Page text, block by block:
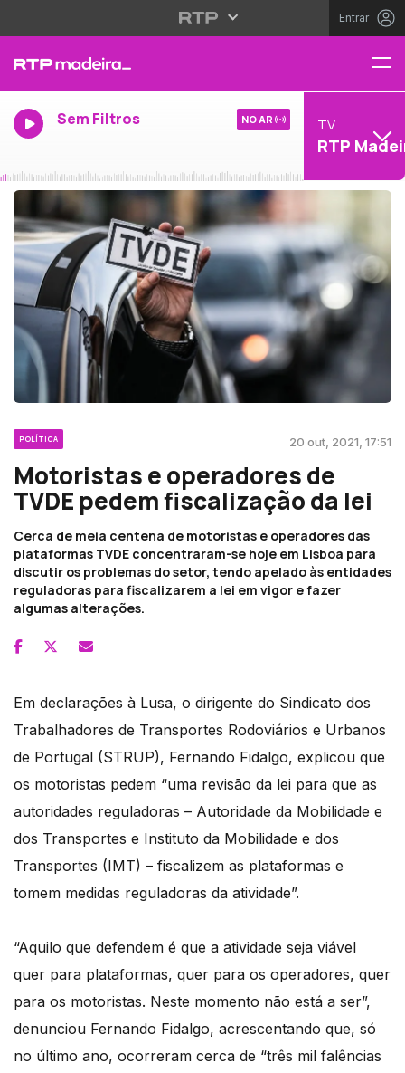
Entrar
Sem Filtros NO AR TV
RTP
POLÍTICA 20 out, 2021, 17:51
Motoristas e operadores de
TVDE pedem fiscalização da lei
Cerca de meia centena de motoristas e operadores das
plataformas TVDE concentraram-se hoje em Lisboa para
discutir os problemas do setor, tendo apelado às entidades
reguladoras para fiscalizarem a lei em vigor e fazer
algumas alterações.
Em declarações à Lusa, o dirigente do Sindicato dos
Trabalhadores de Transportes Rodoviários e Urbanos
de Portugal (STRUP), Fernando Fidalgo, explicou que
os motoristas pedem “uma revisão da lei para que as
autoridades reguladoras – Autoridade da Mobilidade e
dos Transportes e Instituto da Mobilidade e dos
Transportes (IMT) – fiscalizem as plataformas e
tomem medidas reguladoras da atividade”.
“Aquilo que defendem é que a atividade seja viável
quer para plataformas, quer para os operadores, quer
para os motoristas. Neste momento não está a ser”,
denunciou Fernando Fidalgo, acrescentando que, só
no último ano, ocorreram cerca de “três mil falências